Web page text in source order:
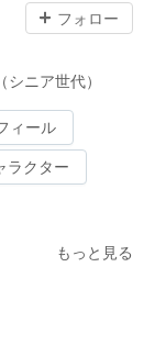
フォロー
ニア世代）
ィール
ラクター
もっと見る